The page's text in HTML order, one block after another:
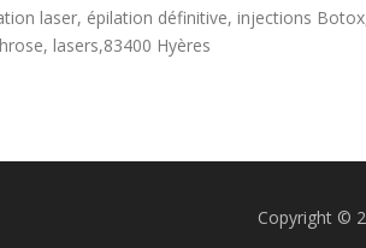
laser, épilation définitive, injections
lasers,83400 Hyères
Copyright ©